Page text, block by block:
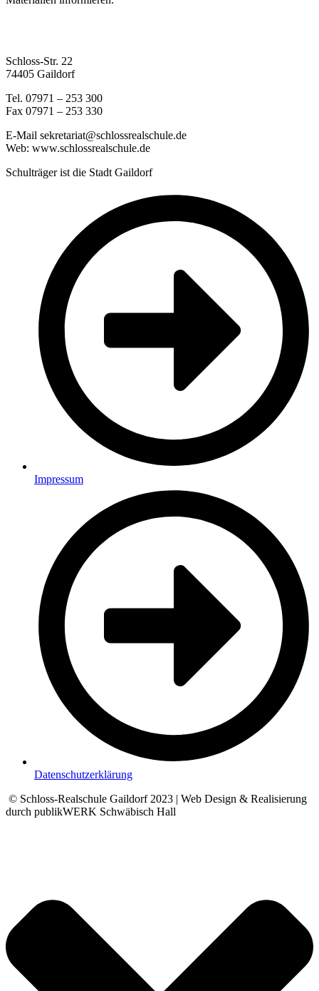
Schloss-Str. 22
74405 Gaildorf
Tel. 07971 – 253 300
Fax 07971 – 253 330
E-Mail sekretariat@schlossrealschule.de
Web: www.schlossrealschule.de
Schulträger ist die Stadt Gaildorf
Impressum
Datenschutzerklärung
© Schloss-Realschule Gaildorf 2023 | Web Design & Realisierung
durch publikWERK Schwäbisch Hall